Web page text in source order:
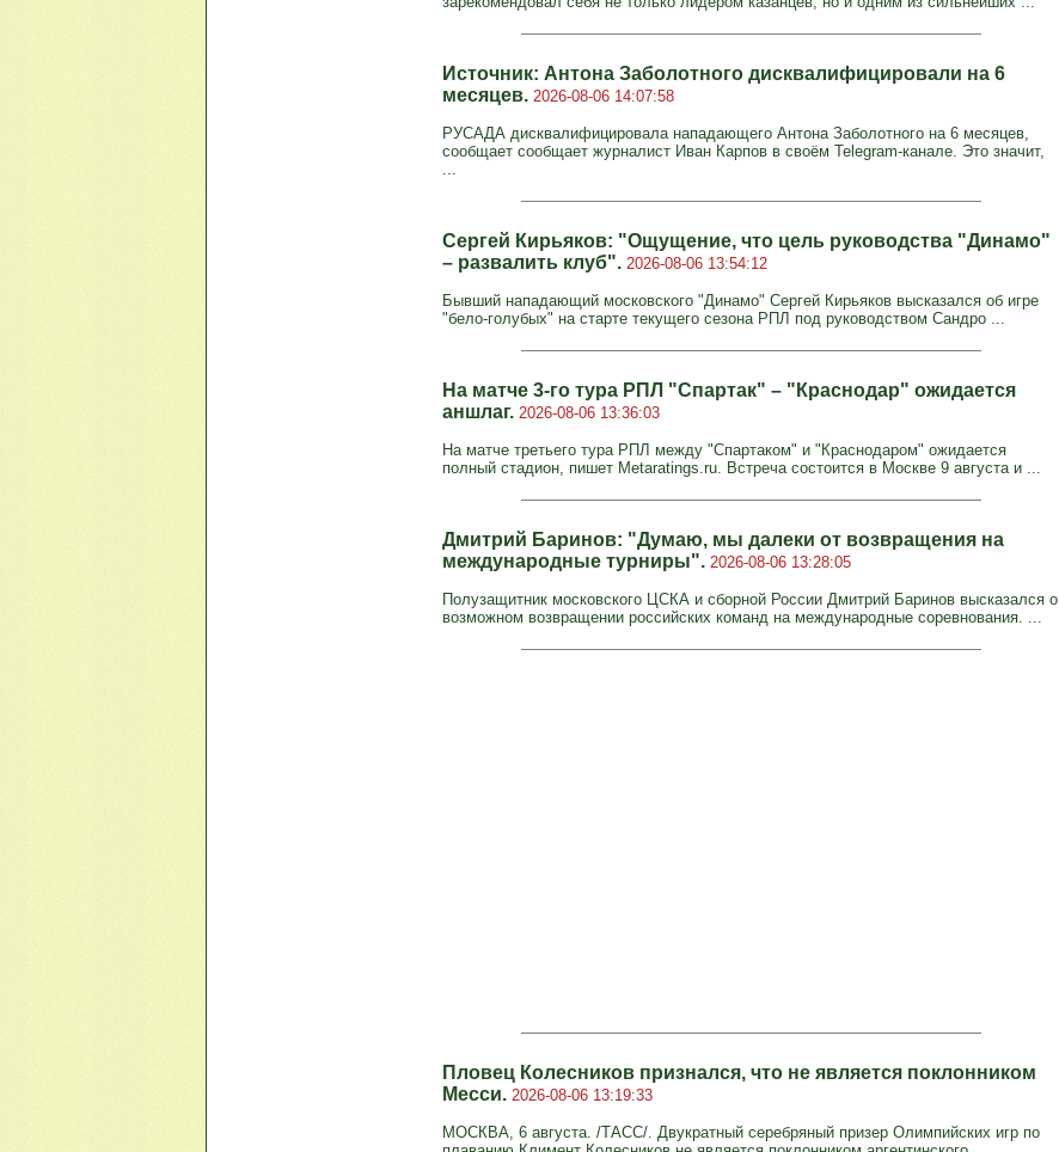
Источник: Антона Заболотного дисквалифицировали на 6
месяцев. 2026-08-06 14:07:58
РУСАДА дисквалифицировала нападающего Антона Заболотного на 6 месяцев,
сообщает сообщает журналист Иван Карпов в своём Telegram-канале. Это значит,
...
Сергей Кирьяков: "Ощущение, что цель руководства "Динамо"
– развалить клуб". 2026-08-06 13:54:12
Бывший нападающий московского "Динамо" Сергей Кирьяков высказался об игре
"бело-голубых" на старте текущего сезона РПЛ под руководством Сандро ...
На матче 3-го тура РПЛ "Спартак" – "Краснодар" ожидается
аншлаг. 2026-08-06 13:36:03
На матче третьего тура РПЛ между "Спартаком" и "Краснодаром" ожидается
полный стадион, пишет Metaratings.ru. Встреча состоится в Москве 9 августа и ...
Дмитрий Баринов: "Думаю, мы далеки от возвращения на
международные турниры". 2026-08-06 13:28:05
Полузащитник московского ЦСКА и сборной России Дмитрий Баринов высказался о
возможном возвращении российских команд на международные соревнования. ...
Пловец Колесников признался, что не является поклонником
Месси. 2026-08-06 13:19:33
МОСКВА, 6 августа. /ТАСС/. Двукратный серебряный призер Олимпийских игр по